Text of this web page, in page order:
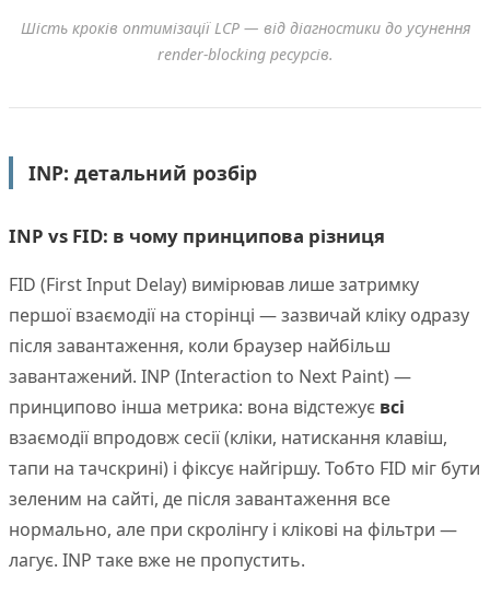
Шість кроків оптимізації LCP — від діагностики до усунення
render-blocking ресурсів.
INP: детальний розбір
INP vs FID: в чому принципова різниця
FID (First Input Delay) вимірював лише затримку
першої взаємодії на сторінці — зазвичай кліку одразу
після завантаження, коли браузер найбільш
завантажений. INP (Interaction to Next Paint) —
принципово інша метрика: вона відстежує всі
взаємодії впродовж сесії (кліки, натискання клавіш,
тапи на тачскрині) і фіксує найгіршу. Тобто FID міг бути
зеленим на сайті, де після завантаження все
нормально, але при скролінгу і клікові на фільтри —
лагує. INP таке вже не пропустить.